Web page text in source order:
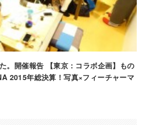
。開催報告 【東京：コラボ企画】もの
2015年総決算！写真×フィーチャーマ